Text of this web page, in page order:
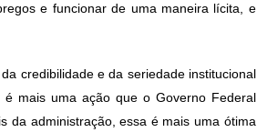
e funcionar de uma maneira lícita, e
credibilidade e da seriedade institucional
mais uma ação que o Governo Federal
da administração, essa é mais uma ótima